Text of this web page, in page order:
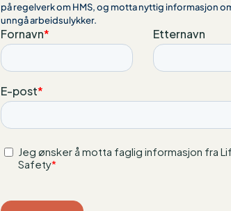
på regelverk om HMS, og motta nyttig informasjon
unngå arbeidsulykker.